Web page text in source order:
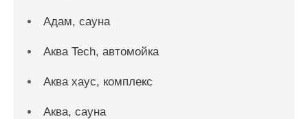
Адам, сауна
Аква Tech, автомойка
Аква хаус, комплекс
Аква, сауна